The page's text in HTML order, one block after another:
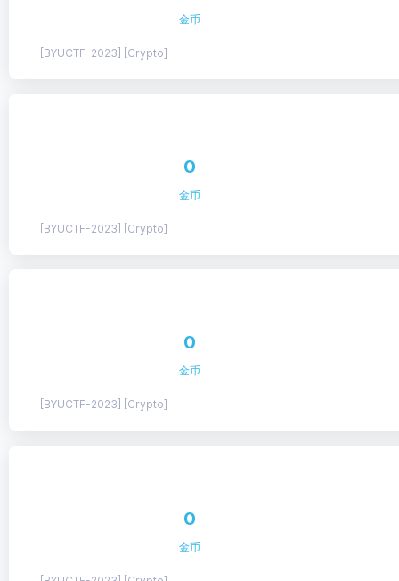
金币
[BYUCTF-2023] [Crypto]
0
金币
[BYUCTF-2023] [Crypto]
0
金币
[BYUCTF-2023] [Crypto]
0
金币